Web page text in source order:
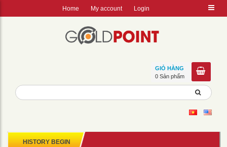
Home My account Login
GIỎ HÀNG
0 Sản phẩm
HISTORY BEGIN